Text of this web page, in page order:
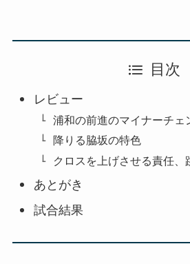
目次
レビュー
浦和の前進のマイナーチェ
降りる脇坂の特色
クロスを上げさせる責任、
あとがき
試合結果